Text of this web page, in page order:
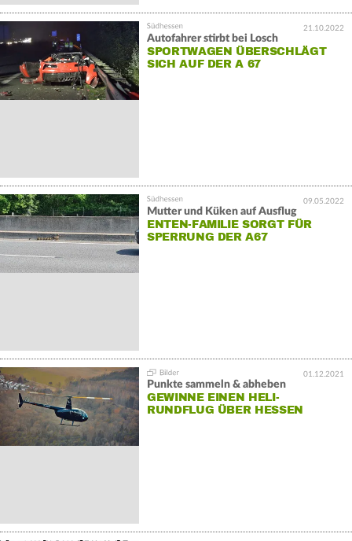
21.10.2022
Autofahrer stirbt bei Losch
SPORTWAGEN ÜBERSCHLÄGT
SICH AUF DER A 67
09.05.2022
Mutter und Küken auf Ausflug
ENTEN-FAMILIE SORGT FÜR
SPERRUNG DER A67
01.12.2021
Punkte sammeln & abheben
GEWINNE EINEN HELI-
RUNDFLUG ÜBER HESSEN